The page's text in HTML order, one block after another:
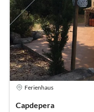
Ferienhaus
Capdepera